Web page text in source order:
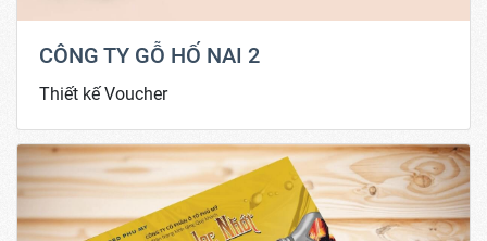
CÔNG TY GỖ HỐ NAI 2
Thiết kế Voucher